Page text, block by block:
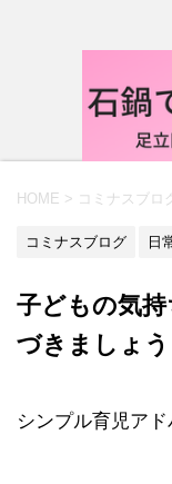
HOME > コミナスブロ
コミナスブログ 日
子どもの気
づきましょう
シンプル育児アド